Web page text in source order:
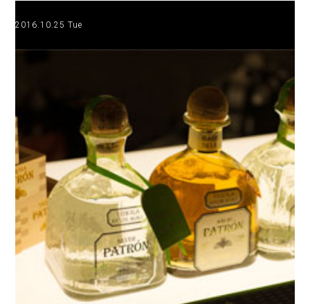
2016.10.25 Tue